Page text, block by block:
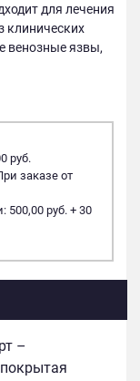
для лечения
клинических
венозные язвы,
руб.
заказе от
500,00 руб. + 30
–